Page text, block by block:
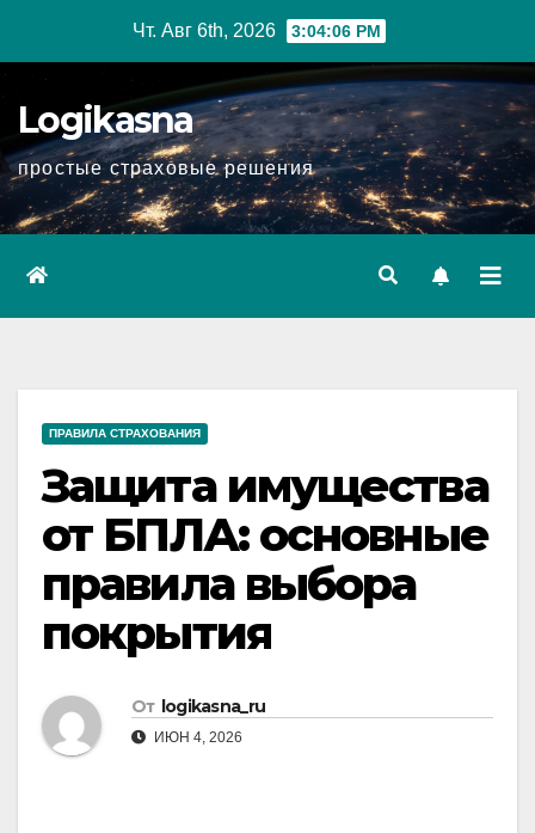
Чт. Авг 6th, 2026 3:04:06 PM
Logikasna
простые страховые решения
ПРАВИЛА СТРАХОВАНИЯ
Защита имущества
от БПЛА: основные
правила выбора
покрытия
От logikasna_ru
ИЮН 4, 2026